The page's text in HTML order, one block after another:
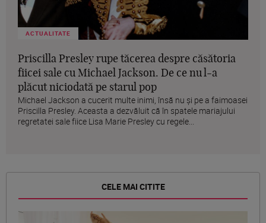
ACTUALITATE
Priscilla Presley rupe tăcerea despre căsătoria
fiicei sale cu Michael Jackson. De ce nu l-a
plăcut niciodată pe starul pop
Michael Jackson a cucerit multe inimi, însă nu și pe a faimoasei
Priscilla Presley. Aceasta a dezvăluit că în spatele mariajului
regretatei sale fiice Lisa Marie Presley cu regele...
CELE MAI CITITE